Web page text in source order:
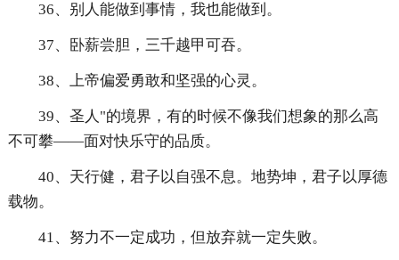
36、别人能做到事情，我也能做到。
37、卧薪尝胆，三千越甲可吞。
38、上帝偏爱勇敢和坚强的心灵。
39、圣人"的境界，有的时候不像我们想象的那么高
不可攀——面对快乐守的品质。
40、天行健，君子以自强不息。地势坤，君子以厚德
载物。
41、努力不一定成功，但放弃就一定失败。